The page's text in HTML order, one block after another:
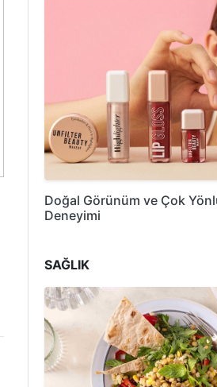
Doğal Görünüm ve Çok
Deneyimi
SAĞLIK